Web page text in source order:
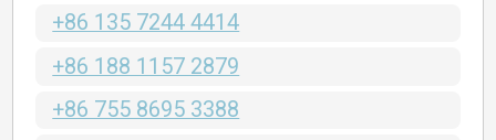
+86 135 7244 4414
+86 188 1157 2879
+86 755 8695 3388